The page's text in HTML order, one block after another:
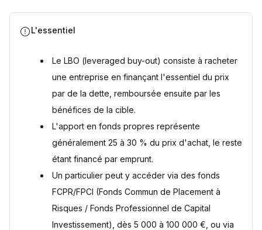
rentabilité et les valorisations des LBO
L'intégration des critères ESG : une dimension croissante
dans les deals de LBO private equity
l'optimisation des LBO
L'avenir du LBO private equity : une classe d'actifs en pleine
Questions fréquentes
Quelle est la différence entre LBO et private equity ?
Quel est le risque principal d'un LBO ?
Comment investir en LBO en tant que particulier ?
Un LBO est-il liquide ?
Sources
L'essentiel
Le LBO (leveraged buy-out) consiste à racheter
une entreprise en finançant l'essentiel du prix
par de la dette, remboursée ensuite par les
bénéfices de la cible.
L'apport en fonds propres représente
généralement 25 à 30 % du prix d'achat, le reste
étant financé par emprunt.
Un particulier peut y accéder via des fonds
FCPR/FPCI (Fonds Commun de Placement à
Risques / Fonds Professionnel de Capital
Investissement), dès 5 000 à 100 000 €, ou via